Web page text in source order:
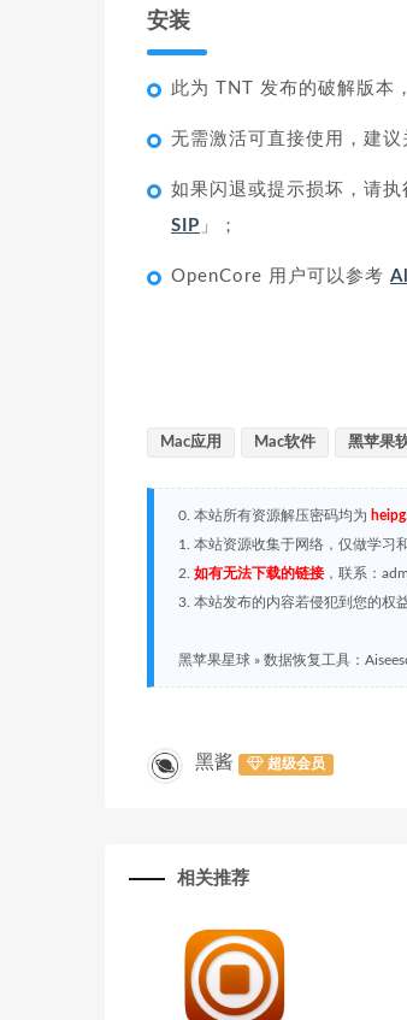
安装
此为 TNT 发布的破解版本
无需激活可直接使用，建议
如果闪退或提示损坏，请执
SIP 」；
OpenCore 用户可以参考
Mac应用 Mac软件 黑苹果
0. 本站所有资源解压密码均为
1. 本站资源收集于网络，仅做学习
2. 如有无法下载的链接，联系：
3. 本站发布的内容若侵犯到您的权
黑苹果星球 » 数据恢复工具：
黑酱 超级会员
相关推荐